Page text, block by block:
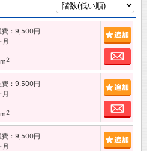
費：9,500円
2
お
費：9,500円
2
お
費：9,500円